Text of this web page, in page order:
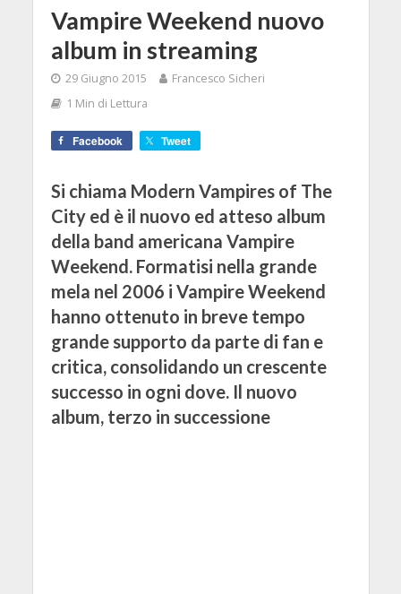
Vampire Weekend nuovo
album in streaming
29 Giugno 2015
Francesco Sicheri
1 Min di Lettura
Facebook Tweet
Si chiama Modern Vampires of The
City ed è il nuovo ed atteso album
della band americana Vampire
Weekend. Formatisi nella grande
mela nel 2006 i Vampire Weekend
hanno ottenuto in breve tempo
grande supporto da parte di fan e
critica, consolidando un crescente
successo in ogni dove. Il nuovo
album, terzo in successione